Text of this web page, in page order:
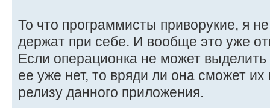
То что программисты приворукие, я
держат при себе. И вообще это уже
Если операционка не может
ее уже нет, то вряди ли она сможет
релизу данного приложения.